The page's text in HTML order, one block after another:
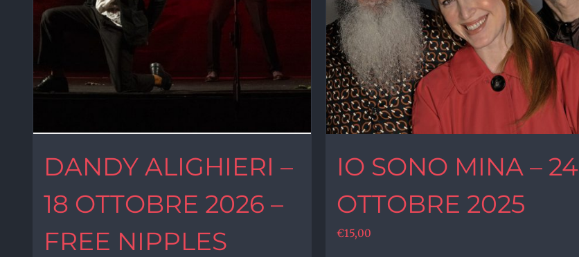
DANDY ALIGHIERI –
18 OTTOBRE 2026 –
FREE NIPPLES
IO SONO MINA – 24
OTTOBRE 2025
€15,00